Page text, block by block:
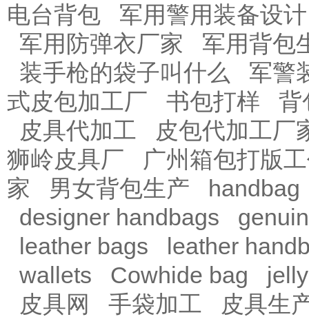
电台背包
军用警用装备设计
军用防弹衣厂家
军用背包
装手枪的袋子叫什么
军警
式皮包加工厂
书包打样
背
皮具代加工
皮包代加工厂
狮岭皮具厂
广州箱包打版
家
男女背包生产
handbag
designer handbags
leather bags
leather
wallets
Cowhide bag
皮具网
手袋加工
皮具生